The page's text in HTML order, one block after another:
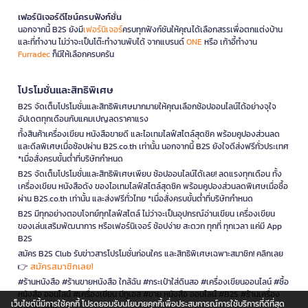
เฟอร์นิเจอร์ดีไซน์ครบฟังก์ชั่น
นอกจากนี้ B2S ยังมีเฟอร์นิเจอร์ครบทุกฟังก์ชันให้คุณได้เลือกสรรเพื่อตกแต่งบ้าน
และที่ทำงาน ไม่ว่าจะเป็นโต๊ะทำงานพับได้ จากแบรนด์ONEหรือ เก้าอี้ทำงาน
Furradecก็มีให้เลือกครบครัน
โปรโมชั่นและสิทธิพิเศษ
B2S จัดเต็มโปรโมชั่นและสิทธิพิเศษมากมายให้คุณเลือกช้อปออนไลน์ได้อย่างจุใจ
อัปเดตทุกเดือนกับแคมเปญลดราคาแรง
ทั้งสินค้าเครื่องเขียน หนังสือขายดี และไอเทมไลฟ์สไตล์สุดชิค พร้อมคูปองส่วนลด
และดีลพิเศษเมื่อช้อปผ่าน B2S.co.th เท่านั้น นอกจากนี้ B2S ยังใจดีส่งฟรีทั่วประเทศ
*เมื่อสั่งครบขั้นต่ำที่บริษัทกำหนด
B2S จัดเต็มโปรโมชั่นและสิทธิพิเศษเพียบ ช้อปออนไลน์ได้เลย! ลดแรงทุกเดือน ทั้ง
เครื่องเขียน หนังสือดัง ของไอเทมไลฟ์สไตล์สุดชิค พร้อมคูปองส่วนลดพิเศษเมื่อซื้อ
ผ่าน B2S.co.th เท่านั้น และส่งฟรีทั่วไทย *เมื่อสั่งครบขั้นต่ำที่บริษัทกำหนด
B2S มีทุกอย่างตอบโจทย์ทุกไลฟ์สไตล์ ไม่ว่าจะเป็นอุปกรณ์อ่านเขียน เครื่องเขียน
ของเล่นเสริมพัฒนาการ หรือเฟอร์นิเจอร์ ช้อปง่าย สะดวก ทุกที่ ทุกเวลา แค่มี App
B2S
สมัคร B2S Club รับข่าวสารโปรโมชั่นก่อนใคร และสิทธิพิเศษเฉพาะสมาชิก! คลิกเลย
👉 สมัครสมาชิกเลย!
#ร้านหนังสือ #ร้านขายหนังสือ ใกล้ฉัน #กระเป๋าใส่ดินสอ #เครื่องเขียนออนไลน์ #ซื้อ
หนังสือ ออนไลน์ #เครื่องเขียน บีทูเอส #ขาย หนังสือ ออนไลน์ #B2S #ร้านเครื่อง
เว็บไซต์นี้มีการใช้คุกกี้ โปรดยอมรับนโยบายคุกกี้เพื่อประสบการณ์การใช้บริการที่ดีที่สุด